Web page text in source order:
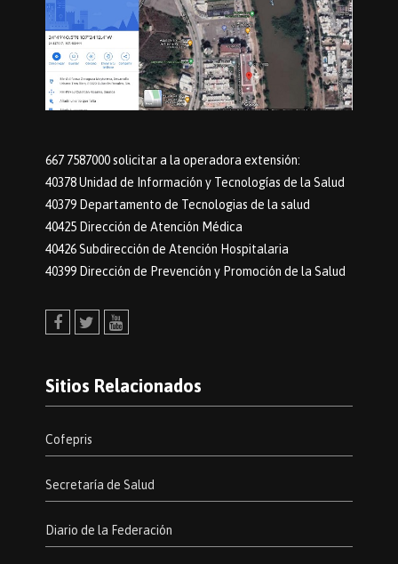
667 7587000 solicitar a la operadora extensión:
40378 Unidad de Información y Tecnologías de la Salud
40379 Departamento de Tecnologias de la salud
40425 Dirección de Atención Médica
40426 Subdirección de Atención Hospitalaria
40399 Dirección de Prevención y Promoción de la Salud
Sitios Relacionados
Cofepris
Secretaría de Salud
Diario de la Federación